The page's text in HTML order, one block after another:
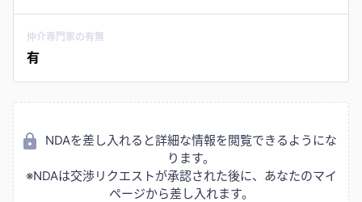
仲介専門家の有無
有
NDAを差し入れると詳細な情報を閲覧できるようにな
ります。
※NDAは交渉リクエストが承認された後に、あなたのマイ
ページから差し入れます。